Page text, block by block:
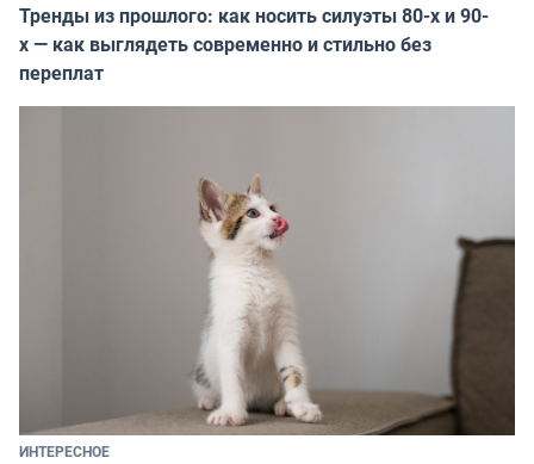
Тренды из прошлого: как носить силуэты 80-х и 90-
х — как выглядеть современно и стильно без
переплат
ИНТЕРЕСНОЕ